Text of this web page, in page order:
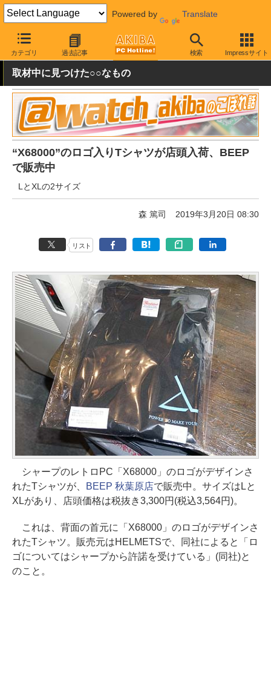
Powered by Translate
カテゴリ 過去記事 検索 Impressサイト
AKIBA PC Hotline! その他
取材中に見つけた○○なもの
“X68000”のロゴ入りTシャツが店頭入荷、BEEP
で販売中
LとXLの2サイズ
森 篤司 2019年3月20日 08:30
リスト
シャープのレトロPC「X68000」のロゴがデザインさ
れたTシャツが、
BEEP 秋葉原店で販売中。サイズはLと
XLがあり、店頭価格は税抜き3,300円(税込3,564円)。
これは、背面の首元に「X68000」のロゴがデザインさ
れたTシャツ。販売元はHELMETSで、同社によると「ロ
ゴについてはシャープから許諾を受けている」(同社)と
のこと。